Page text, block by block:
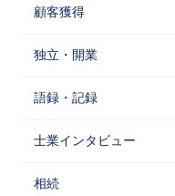
顧客獲得
独立・開業
語録・記録
士業インタビュー
相続